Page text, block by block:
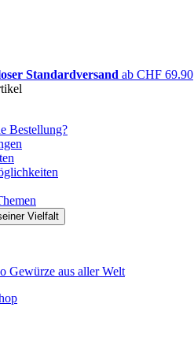
Standardversand ab CHF 69.90
Bestellung?
Gewürze aus aller Welt